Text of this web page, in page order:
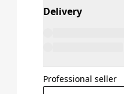
Delivery
Professional seller